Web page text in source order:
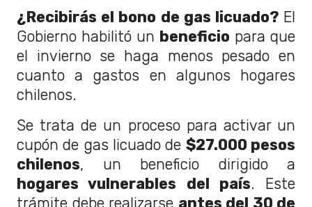
¿Recibirás el bono de gas licuado?El
Gobierno habilitó un beneficio para que
el invierno se haga menos pesado en
cuanto a gastos en algunos hogares
chilenos.
Se trata de un proceso para activar un
cupón de gas licuado de $27.000 pesos
chilenos, un beneficio dirigido a
hogares vulnerables del país. Este
trámite debe realizarse antes del 30 de